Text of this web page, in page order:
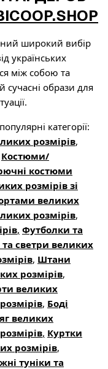
широкий вибір
українських
між собою та
сучасні образи для
категорії:
розмірів,
Костюми/
костюми
розмірів зі
великих
розмірів,
, Футболки та
светри великих
, Штани
розмірів,
великих
, Боді
великих
, Куртки
розмірів,
туніки та